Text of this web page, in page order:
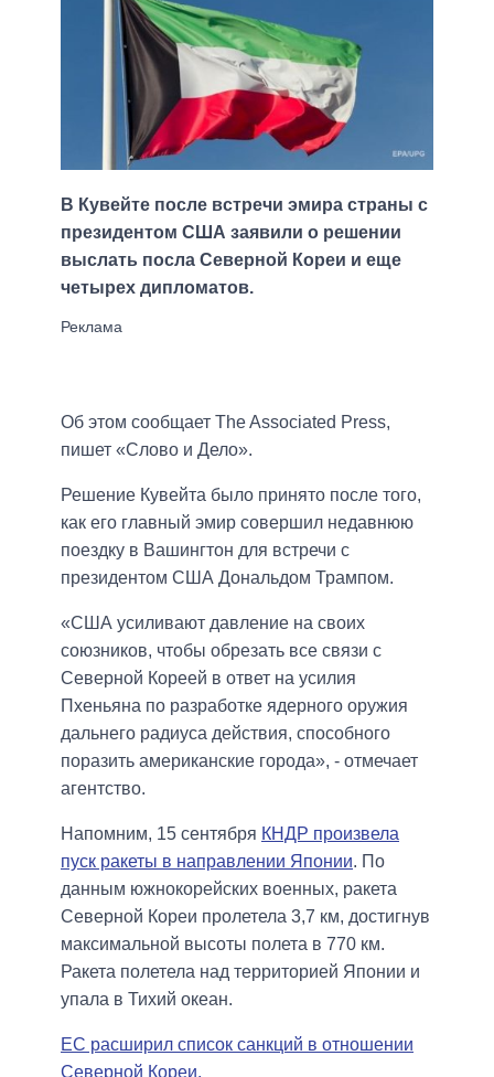
В Кувейте после встречи эмира страны с
президентом США заявили о решении
выслать посла Северной Кореи и еще
четырех дипломатов.
Об этом сообщает The Associated Press,
пишет «Слово и Дело».
Решение Кувейта было принято после того,
как его главный эмир совершил недавнюю
поездку в Вашингтон для встречи с
президентом США Дональдом Трампом.
«США усиливают давление на своих
союзников, чтобы обрезать все связи с
Северной Кореей в ответ на усилия
Пхеньяна по разработке ядерного оружия
дальнего радиуса действия, способного
поразить американские города», - отмечает
агентство.
Напомним, 15 сентября КНДР произвела
пуск ракеты в направлении Японии. По
данным южнокорейских военных, ракета
Северной Кореи пролетела 3,7 км, достигнув
максимальной высоты полета в 770 км.
Ракета полетела над территорией Японии и
упала в Тихий океан.
ЕС расширил список санкций в отношении
Северной Кореи.